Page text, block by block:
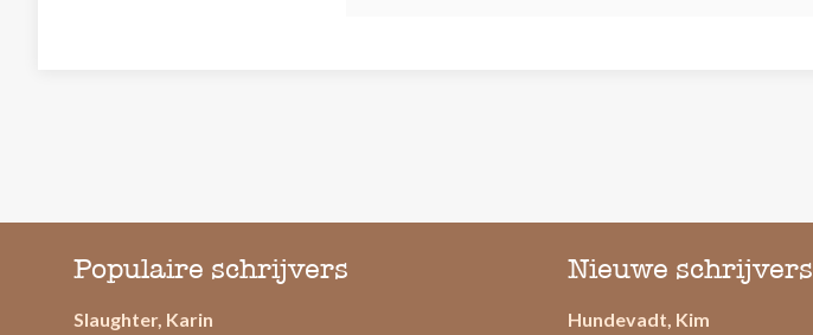
Populaire schrijvers
Slaughter, Karin
Nieuwe schrijvers
Hundevadt, Kim